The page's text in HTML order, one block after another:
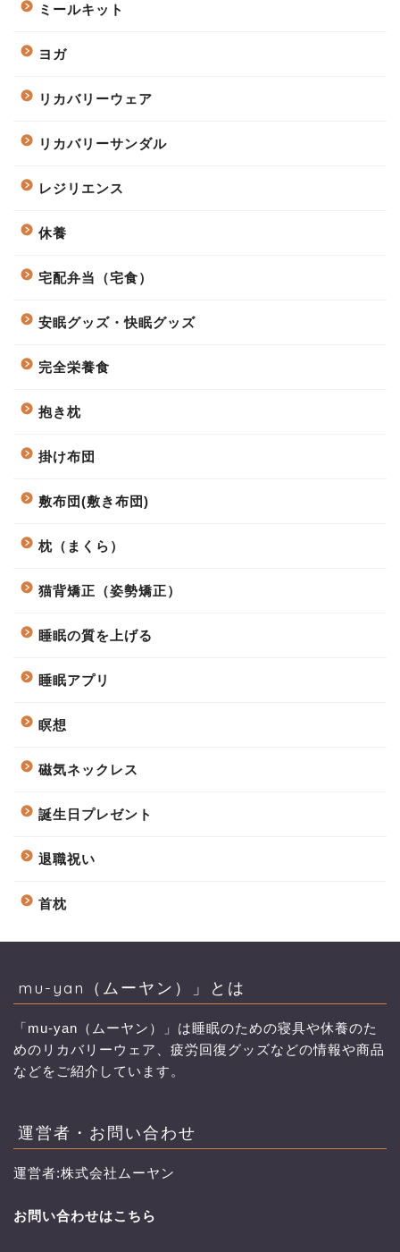
ミールキット
ヨガ
リカバリーウェア
リカバリーサンダル
レジリエンス
休養
宅配弁当（宅食）
安眠グッズ・快眠グッズ
完全栄養食
抱き枕
掛け布団
敷布団(敷き布団)
枕（まくら）
猫背矯正（姿勢矯正）
睡眠の質を上げる
睡眠アプリ
瞑想
磁気ネックレス
誕生日プレゼント
退職祝い
首枕
mu-yan（ムーヤン）」とは
「mu-yan（ムーヤン）」は睡眠のための寝具や休養のた
めのリカバリーウェア、疲労回復グッズなどの情報や商品
などをご紹介しています。
運営者・お問い合わせ
運営者:株式会社ムーヤン
お問い合わせはこちら